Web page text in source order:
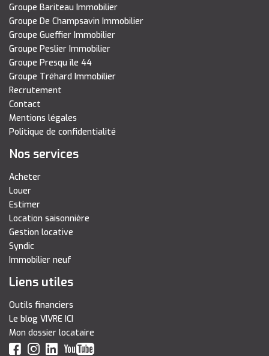
Groupe Bariteau Immobilier
Groupe De Champsavin Immobilier
Groupe Gueffier Immobilier
Groupe Peslier Immobilier
Groupe Presqu île 44
Groupe Tréhard Immobilier
Recrutement
Contact
Mentions légales
Politique de confidentialité
Nos services
Acheter
Louer
Estimer
Location saisonnière
Gestion locative
Syndic
Immobilier neuf
Liens utiles
Outils financiers
Le blog VIVRE ICI
Mon dossier locataire